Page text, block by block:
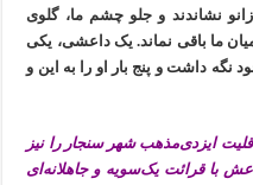
نشاندند و جلو چشم ما، گلوی
ما باقی نماند. یک داعشی، یکی
نگه داشت و پنج بار او را به این و
ایزدی‌مذهب شهر سنجار را نیز
با قرائت یک‌سویه و جاهلانه‌ای